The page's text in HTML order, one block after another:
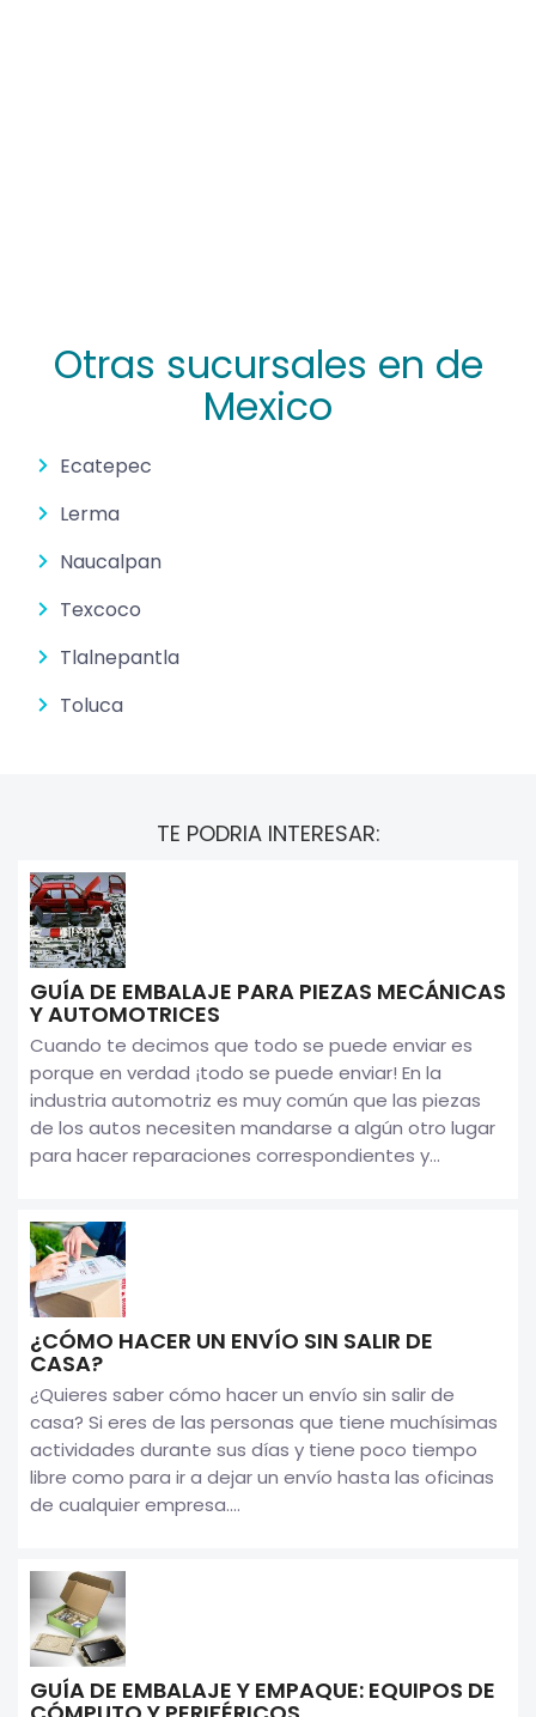
Otras sucursales en de
Mexico
Ecatepec
Lerma
Naucalpan
Texcoco
Tlalnepantla
Toluca
TE PODRIA INTERESAR:
GUÍA DE EMBALAJE PARA PIEZAS MECÁNICAS
Y AUTOMOTRICES
Cuando te decimos que todo se puede enviar es
porque en verdad ¡todo se puede enviar! En la
industria automotriz es muy común que las piezas
de los autos necesiten mandarse a algún otro lugar
para hacer reparaciones correspondientes y...
¿CÓMO HACER UN ENVÍO SIN SALIR DE
CASA?
¿Quieres saber cómo hacer un envío sin salir de
casa? Si eres de las personas que tiene muchísimas
actividades durante sus días y tiene poco tiempo
libre como para ir a dejar un envío hasta las oficinas
de cualquier empresa....
GUÍA DE EMBALAJE Y EMPAQUE: EQUIPOS DE